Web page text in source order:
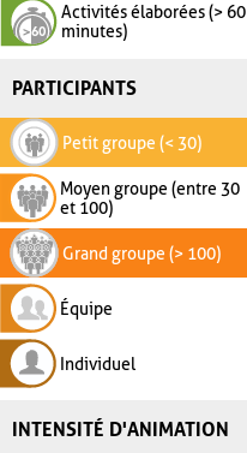
Activités élaborées (> 60
minutes)
PARTICIPANTS
Petit groupe (< 30)
Moyen groupe (entre 30
et 100)
Grand groupe (> 100)
Équipe
Individuel
INTENSITÉ D'ANIMATION